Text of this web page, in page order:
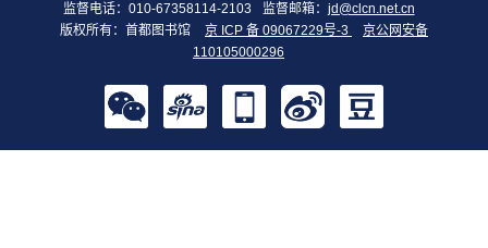
监督电话：010-67358114-2103
监督邮箱： jd@clcn.net.cn
版权所有：首都图书馆
京 ICP 备 09067229号-3
京公网安备
110105000296